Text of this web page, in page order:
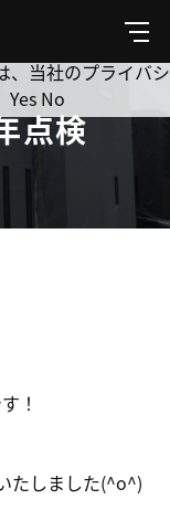
メ
ニ
ュ
点検
！
たしました(^o^)
てもよろしいです
重視しています。
、当社のプライバシ
Yes No